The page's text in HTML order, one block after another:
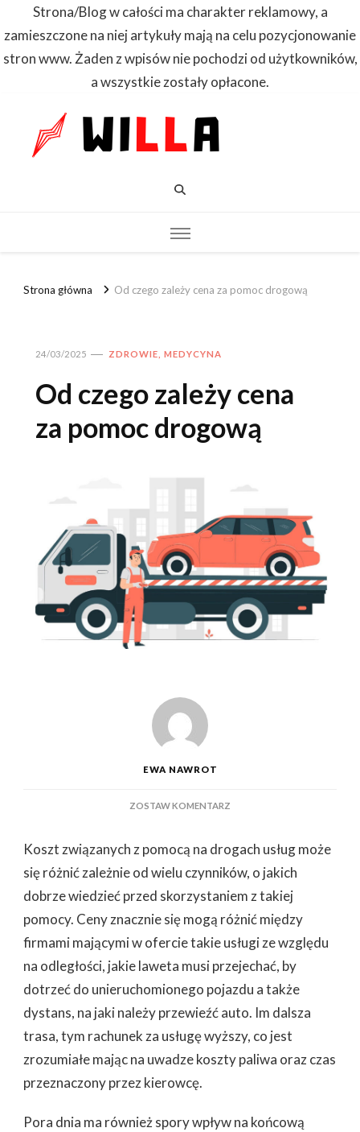
Strona/Blog w całości ma charakter reklamowy, a
zamieszczone na niej artykuły mają na celu pozycjonowanie
stron www. Żaden z wpisów nie pochodzi od użytkowników,
a wszystkie zostały opłacone.
Strona główna Od czego zależy cena za pomoc drogową
24/03/2025 ZDROWIE, MEDYCYNA
Od czego zależy cena
za pomoc drogową
EWA NAWROT
ZOSTAW KOMENTARZ
ZALEŻY
CENA
POMOC
DROGOWĄ
Koszt związanych z pomocą na drogach usług może
się różnić zależnie od wielu czynników, o jakich
dobrze wiedzieć przed skorzystaniem z takiej
pomocy. Ceny znacznie się mogą różnić między
firmami mającymi w ofercie takie usługi ze względu
na odległości, jakie laweta musi przejechać, by
dotrzeć do unieruchomionego pojazdu a także
dystans, na jaki należy przewieźć auto. Im dalsza
trasa, tym rachunek za usługę wyższy, co jest
zrozumiałe mając na uwadze koszty paliwa oraz czas
przeznaczony przez kierowcę.
Pora dnia ma również spory wpływ na końcową